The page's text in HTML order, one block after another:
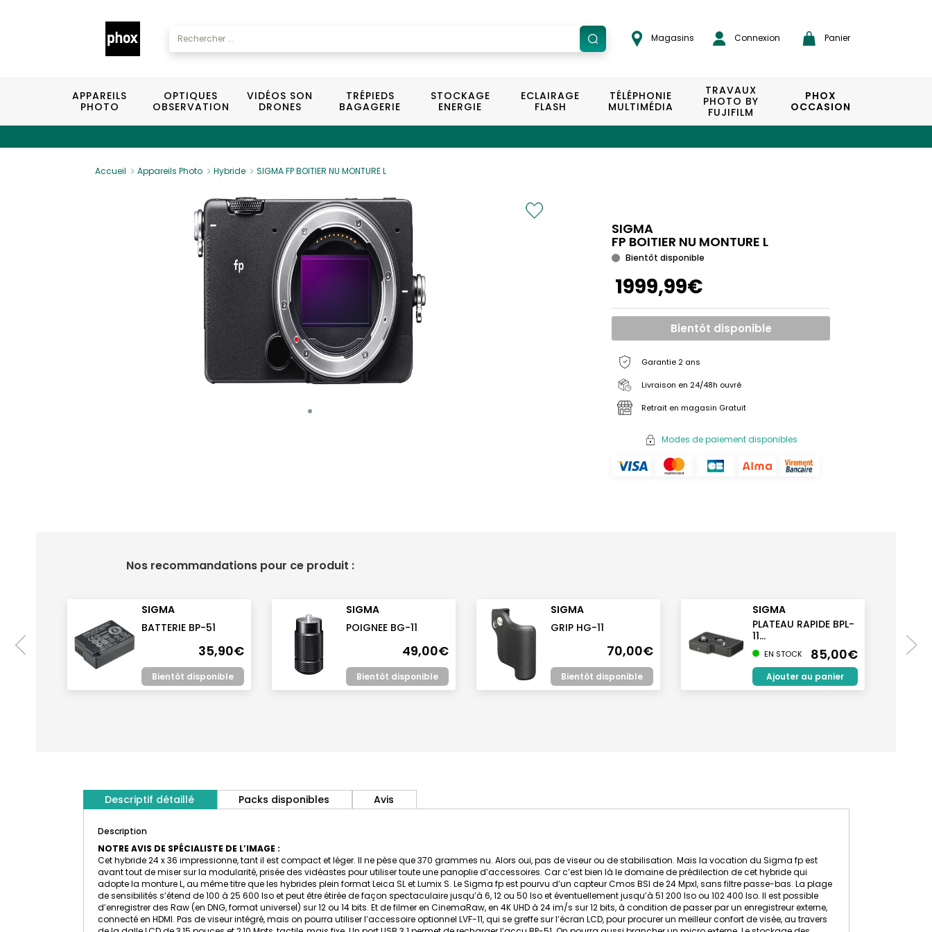
Magasins Connexion Panier
APPAREILS
PHOTO
OPTIQUES
OBSERVATION
VIDÉOS SON
DRONES
TRÉPIEDS
BAGAGERIE
STOCKAGE
ENERGIE
ECLAIRAGE
FLASH
TÉLÉPHONIE
MULTIMÉDIA
TRAVAUX
PHOTO BY
FUJIFILM
PHOX
OCCASION
Accueil Appareils Photo Hybride SIGMA FP BOITIER NU MONTURE L
SIGMA
FP BOITIER NU MONTURE L
Bientôt disponible
1999,99€
Bientôt disponible
Garantie 2 ans
Livraison en 24/48h ouvré
Retrait en magasin Gratuit
Modes de paiement disponibles
Nos recommandations pour ce produit :
SIGMA
BATTERIE BP-51
35,90€
Bientôt disponible
SIGMA
POIGNEE BG-11
49,00€
Bientôt disponible
SIGMA
GRIP HG-11
70,00€
Bientôt disponible
SIGMA
PLATEAU RAPIDE BPL-
11...
85,00€
EN STOCK
Ajouter au panier
Descriptif détaillé Packs disponibles Avis
Description
NOTRE AVIS DE SPÉCIALISTE DE L’IMAGE :
Cet hybride 24 x 36 impressionne, tant il est compact et léger. Il ne pèse que 370 grammes nu. Alors oui, pas de viseur ou de stabilisation. Mais la vocation du Sigma fp est
avant tout de miser sur la modularité, prisée des vidéastes pour utiliser toute une panoplie d’accessoires. Car c’est bien là le domaine de prédilection de cet hybride qui
adopte la monture L, au même titre que les hybrides plein format Leica SL et Lumix S. Le Sigma fp est pourvu d’un capteur Cmos BSI de 24 Mpxl, sans filtre passe-bas. La plage
de sensibilités s’étend de 100 à 25 600 Iso et peut être étirée de façon spectaculaire jusqu’à 6, 12 ou 50 Iso et éventuellement jusqu’à 51 200 Iso ou 102 400 Iso. Il est possible
d’enregistrer des Raw (en DNG, format universel) sur 12 ou 14 bits. Et de filmer en CinemaRaw, en 4K UHD à 24 im/s sur 12 bits, à condition de passer par un enregistreur externe,
connecté en HDMI. Pas de viseur intégré, mais on pourra utiliser l’accessoire optionnel LVF-11, qui se greffe sur l’écran LCD, pour procurer un meilleur confort de visée, au travers